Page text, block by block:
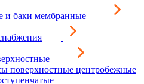
и баки мембранные
поверхностные центробежные